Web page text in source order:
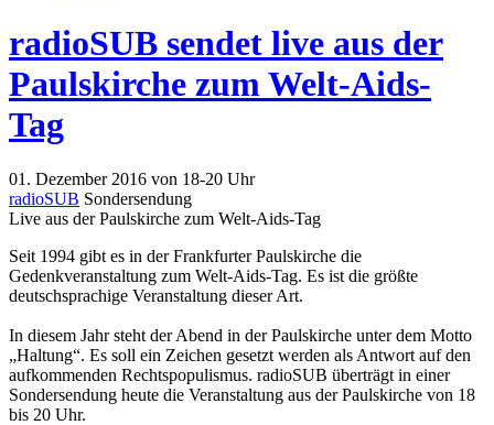
radioSUB sendet live aus der
Paulskirche zum Welt-Aids-
Tag
01. Dezember 2016 von 18-20 Uhr
radioSUB Sondersendung
Live aus der Paulskirche zum Welt-Aids-Tag
Seit 1994 gibt es in der Frankfurter Paulskirche die
Gedenkveranstaltung zum Welt-Aids-Tag. Es ist die größte
deutschsprachige Veranstaltung dieser Art.
In diesem Jahr steht der Abend in der Paulskirche unter dem Motto
„Haltung“. Es soll ein Zeichen gesetzt werden als Antwort auf den
aufkommenden Rechtspopulismus. radioSUB überträgt in einer
Sondersendung heute die Veranstaltung aus der Paulskirche von 18
bis 20 Uhr.